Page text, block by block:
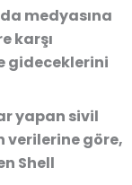
medyasına
karşı
gideceklerini
yapan sivil
verilerine göre,
Shell